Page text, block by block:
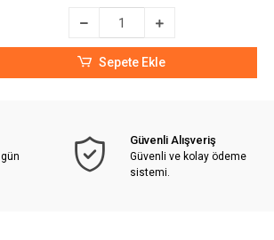
Sepete Ekle
Güvenli Alışveriş
Güvenli ve kolay ödeme
sistemi.